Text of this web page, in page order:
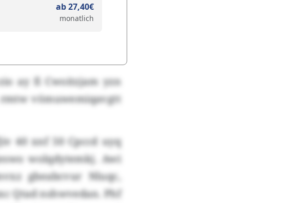
ab 27,40€
monatlich
ay fi Cwoitzjam yzn
vömuwemiqavgtt
40 xnf 50 Cpccd uyq
wolqdytemkj. Awi
gbeabcvur Nluqc,
Qtad nshwvedan. Phf